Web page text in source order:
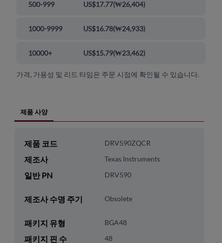
500-999 US$17.77(₩26,404)
1000-9999 US$16.78(₩24,933)
10000+ US$15.79(₩23,462)
가격, 가용성 및 리드 타임은 주문 시점에 확인될 수 있습니다.
제품 사양
제품 코드 DRV590ZQCR
제조사 Texas Instruments
일반 PN DRV590
제조사 수명 주기 Obsolete
패키지 유형 BGA48
패키지 핀 수 48